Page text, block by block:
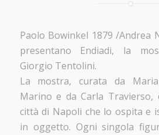
Paolo Bowinkel 1879 /Andrea
presentano Endiadi, la
Giorgio Tentolini.
La mostra, curata da Maria
Marino e da Carla Travierso,
città di Napoli che lo ospita e
in oggetto. Ogni singola